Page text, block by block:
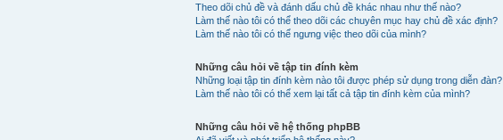
Theo dõi chủ đề và đánh dấu chủ đề khác nhau như thế nào?
Làm thế nào tôi có thể theo dõi các chuyên mục hay chủ đề xác định?
Làm thế nào tôi có thể ngưng việc theo dõi của mình?
Những câu hỏi về tập tin đính kèm
Những loại tập tin đính kèm nào tôi được phép sử dụng trong diễn đàn?
Làm thế nào tôi có thể xem lại tất cả tập tin đính kèm của mình?
Những câu hỏi về hệ thống phpBB